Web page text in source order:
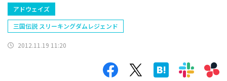
アドウェイズ
三国伝説 スリーキングダムレジェンド
2012.11.19 11:20